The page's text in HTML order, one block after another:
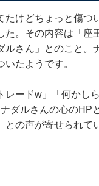
たけどちょっと傷
た。その内容は「
さん」とのこと。
たようです。
ードw」「何かし
ダルさんの心のHP
の声が寄せられて